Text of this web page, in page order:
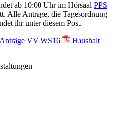
ab 10:00 Uhr im Hörsaal PPS
Alle Anträge, die Tagesordnung
ihr unter diesem Post.
Anträge VV WS16
Haushalt